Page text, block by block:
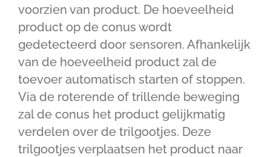
voorzien van product. De hoeveelheid
product op de conus wordt
gedetecteerd door sensoren. Afhankelijk
van de hoeveelheid product zal de
toevoer automatisch starten of stoppen.
Via de roterende of trillende beweging
zal de conus het product gelijkmatig
verdelen over de trilgootjes. Deze
trilgootjes verplaatsen het product naar